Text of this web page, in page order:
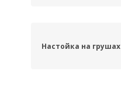
Настойка на грушах